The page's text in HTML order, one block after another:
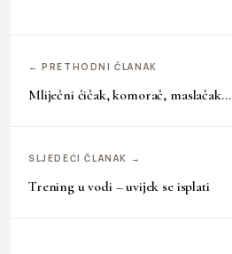
← PRETHODNI ČLANAK
Mliječni čičak, komorač, maslačak…
SLJEDEĆI ČLANAK →
Trening u vodi – uvijek se isplati